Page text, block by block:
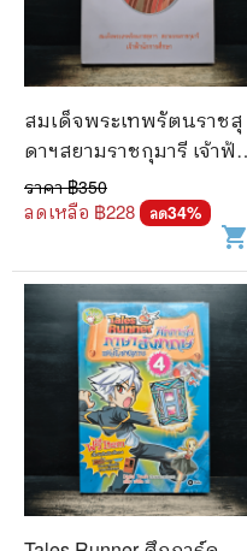
สมเด็จพระเทพรัตนราชสุ
ดาฯสยามราชกุมารี เจ้าฟ้า
นักการศึกษา
ราคา ฿350
ลดเหลือ ฿228 ลด34%
shopping_cart